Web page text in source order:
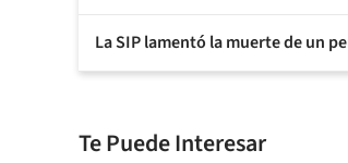
La SIP lamentó la muerte de un
Te Puede Interesar